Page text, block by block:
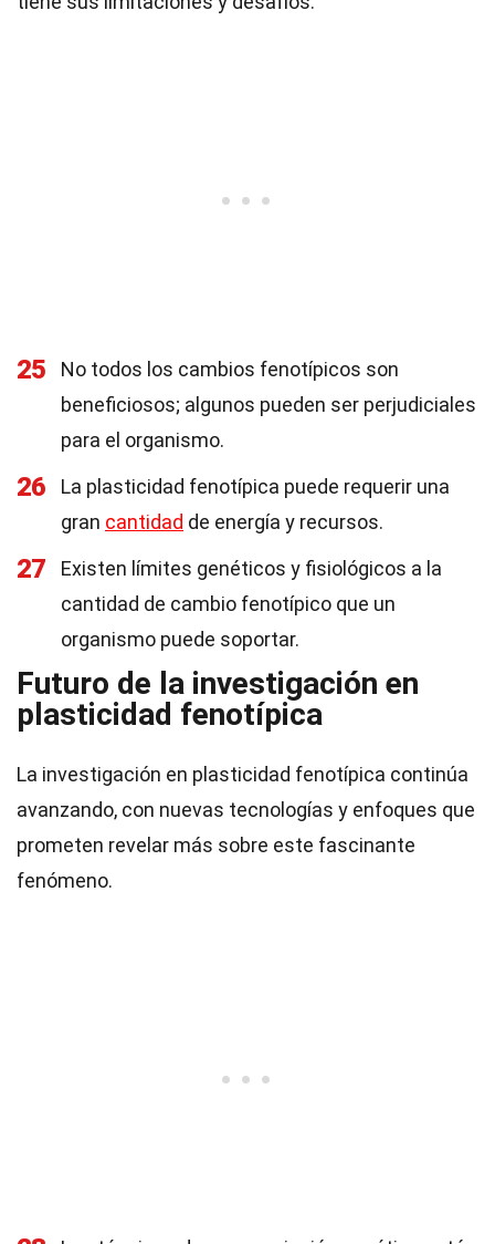
25
No todos los cambios fenotípicos son
beneficiosos; algunos pueden ser perjudiciales
para el organismo.
26
La plasticidad fenotípica puede requerir una
gran cantidad de energía y recursos.
27
Existen límites genéticos y fisiológicos a la
cantidad de cambio fenotípico que un
organismo puede soportar.
Futuro de la investigación en
plasticidad fenotípica
La investigación en plasticidad fenotípica continúa
avanzando, con nuevas tecnologías y enfoques que
prometen revelar más sobre este fascinante
fenómeno.